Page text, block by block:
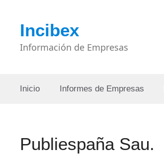
contenidoIncibex
Información de Empresas
Inicio Informes de Empresas
Publiespaña Sau.